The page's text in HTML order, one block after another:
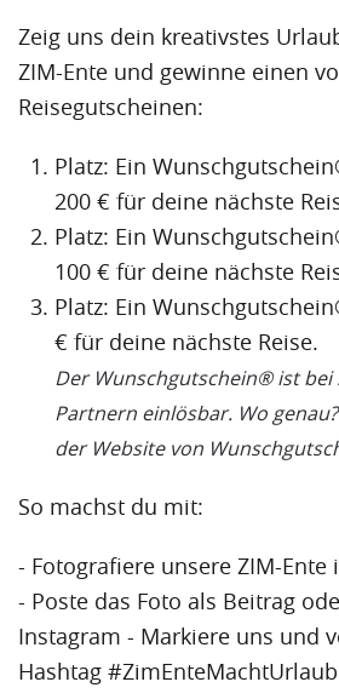
Zeig uns dein kreativstes
ZIM-Ente und gewinne einen
Reisegutscheinen:
Platz: Ein
200 € für deine nächste
Platz: Ein
100 € für deine nächste
Platz: Ein
€ für deine nächste Reise.
Der Wunschgutschein® ist bei
Partnern einlösbar. Wo
der Website von
So machst du mit:
- Fotografiere unsere ZIM-
- Poste das Foto als Beitrag
Instagram - Markiere uns und
Hashtag #ZimEnteMachtUrlaub